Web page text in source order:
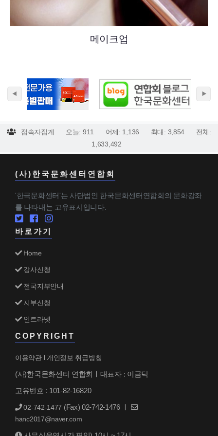
메이크업
접속자집계 오늘: 911 어제: 1,136 최대: 3,854
전체:
1,633,492
(사)한국문화센터연합회
'한국문화센터'는 사단법인 한국문화센터연합회의 문화강좌
를 나타내는 고유표시입니다.
바로가기
Home
강사신청
전국지부안내
지부신청
인트라넷
COPYRIGHT
이용약관l 개인정보 취급방침
(사)한국문화센터 연합회ㅣ대표자 : 이금덕
고유번호 : 101-82-16820
02-742-1477 (Fax) 02-742-1476 ㅣ
hanc2017@naver.com